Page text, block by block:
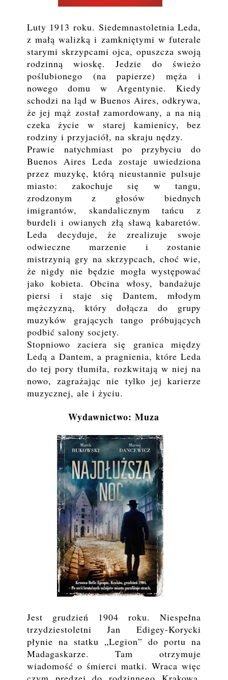
Luty 1913 roku. Siedemnastoletnia Leda,
z małą walizką i zamkniętymi w futerale
starymi skrzypcami ojca, opuszcza swoją
rodzinną wioskę. Jedzie do świeżo
poślubionego (na papierze) męża i
nowego domu w Argentynie. Kiedy
schodzi na ląd w Buenos Aires, odkrywa,
że jej mąż został zamordowany, a na nią
czeka życie w starej kamienicy, bez
rodziny i przyjaciół, na skraju nędzy.
Prawie natychmiast po przybyciu do
Buenos Aires Leda zostaje uwiedziona
przez muzykę, którą nieustannie pulsuje
miasto: zakochuje się w tangu,
zrodzonym z głosów biednych
imigrantów, skandalicznym tańcu z
burdeli i owianych złą sławą kabaretów.
Leda decyduje, że zrealizuje swoje
odwieczne marzenie i zostanie
mistrzynią gry na skrzypcach, choć wie,
że nigdy nie będzie mogła występować
jako kobieta. Obcina włosy, bandażuje
piersi i staje się Dantem, młodym
mężczyzną, który dołącza do grupy
muzyków grających tango próbujących
podbić salony socjety.
Stopniowo zaciera się granica między
Ledą a Dantem, a pragnienia, które Leda
do tej pory tłumiła, rozkwitają w niej na
nowo, zagrażając nie tylko jej karierze
muzycznej, ale i życiu.
Wydawnictwo: Muza
Jest grudzień 1904 roku. Niespełna
trzydziestoletni Jan Edigey-Korycki
płynie na statku „Legion” do portu na
Madagaskarze. Tam otrzymuje
wiadomość o śmierci matki. Wraca więc